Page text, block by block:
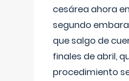
cesárea ahora
segundo
que salgo de
finales de abril,
procedimiento